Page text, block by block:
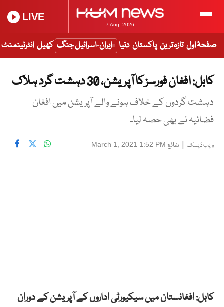
7 Aug, 2026
LIVE
صفحۂ اول تازہ ترین پاکستان دنیا ایران-اسرائیل جنگ کھیل انٹرٹینمنٹ
کابل: افغان فورسز کا آپریشن، 30 دہشت گرد ہلاک
دہشت گردوں کے خلاف ہونے والے آپریشن میں افغان
فضائیہ نے بھی حصہ لیا۔
ویب ڈیسک | شائع March 1, 2021 1:52 PM
کابل: افغانستان میں سیکیورٹی اداروں کے آپریشن کے دوران